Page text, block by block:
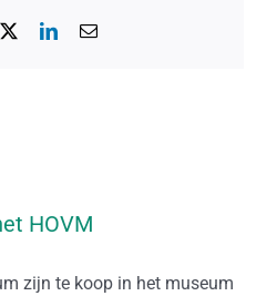
LinkedIn
E-
HOVM
zijn te koop in het museum